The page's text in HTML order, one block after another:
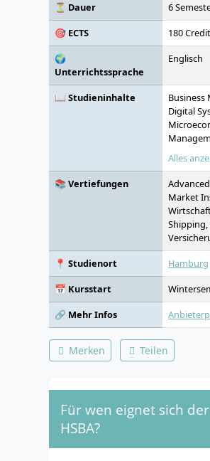
⏳ Dauer
6
🎯 ECTS
180
🌍
Unterrichtssprache
Englisch
📖 Studieninhalte
Business
Digital
Law,
Game,
Alles
📚 Vertiefungen
Market
📍 Studienort
Hamburg
📅 Kursstart
🔗 Mehr Infos
Merken Teilen
Für wen eignet sich
HSBA?